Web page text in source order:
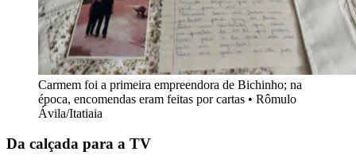
Carmem foi a primeira empreendora de Bichinho; na
época, encomendas eram feitas por cartas • Rômulo
Ávila/Itatiaia
Da calçada para a TV